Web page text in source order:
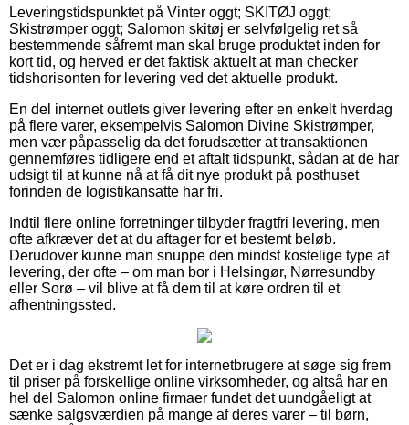
Leveringstidspunktet på Vinter oggt; SKITØJ oggt;
Skistrømper oggt; Salomon skitøj er selvfølgelig ret så
bestemmende såfremt man skal bruge produktet inden for
kort tid, og herved er det faktisk aktuelt at man checker
tidshorisonten for levering ved det aktuelle produkt.
En del internet outlets giver levering efter en enkelt hverdag
på flere varer, eksempelvis Salomon Divine Skistrømper,
men vær påpasselig da det forudsætter at transaktionen
gennemføres tidligere end et aftalt tidspunkt, sådan at de har
udsigt til at kunne nå at få dit nye produkt på posthuset
forinden de logistikansatte har fri.
Indtil flere online forretninger tilbyder fragtfri levering, men
ofte afkræver det at du aftager for et bestemt beløb.
Derudover kunne man snuppe den mindst kostelige type af
levering, der ofte – om man bor i Helsingør, Nørresundby
eller Sorø – vil blive at få dem til at køre ordren til et
afhentningssted.
Det er i dag ekstremt let for internetbrugere at søge sig frem
til priser på forskellige online virksomheder, og altså har en
hel del Salomon online firmaer fundet det uundgåeligt at
sænke salgsværdien på mange af deres varer – til børn,